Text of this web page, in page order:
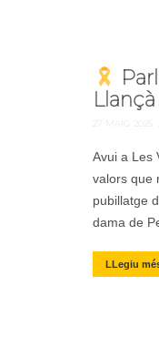
Llançà
27 MAIG 2025
Avui a Les
valors que
pubillatge
dama de
LLegiu